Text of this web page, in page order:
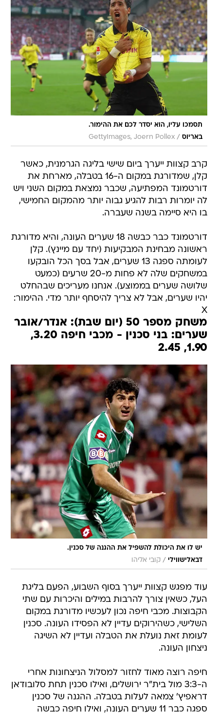
תסמכו עליו, הוא יסדר לכם את ההימור.
באריוס /
GettyImages, Joern Pollex
קרב קצוות ייערך ביום שישי בליגה הגרמנית, כאשר
קלן, שמדורגת במקום ה-16 בטבלה, מארחת את
דורטמונד המפתיעה, שכבר נמצאת במקום השני ויש
לה יומרות רבות להגיע גבוה יותר מהמקום החמישי,
בו היא סיימה בשנה שעברה.
דורטמונד כבר כבשה 18 שערים העונה, והיא מדורגת
ראשונה מבחינת המבקיעות (יחד עם מיינץ). קלן
לעומתה ספגה 13 שערים, אבל בסך הכל הובקעו
במשחקים שלה לא פחות מ-20 שרעים (כמעט
שלושה שערים בממוצע). אנחנו מעריכים שבהחלט
יהיו שערים, אבל לא צריך להיסחף יותר מדי. ההימור:
X
משחק מספר 50 (יום שבת): אנדר/אובר
שערים: בני סכנין - מכבי חיפה 3.20,
1.90, 2.45
יש לו את היכולת להשפיל את ההגנה של סכנין.
דבאלישווילי / קובי אליהו
עוד מפגש קצוות ייערך בסוף השבוע, הפעם בליגת
העל, כשאין צורך להרבות במילים והיכרות עם שתי
הקבוצות. מכבי חיפה נכון לעכשיו מדורגת במקום
השלישי, כשהירוקים עדיין לא הפסידו העונה. סכנין
לעומת זאת נועלת את הטבלה ועדיין לא השיגה
ניצחון העונה.
חיפה רוצה מאוד לחזור למסלול הניצחונות אחרי
ה-3:3 מול בית"ר ירושלים, ואילו סכנין תחת סלובודאן
דראפיץ' צמאה לעלות בטבלה. ההגנה של סכנין
ספגה כבר 11 שערים העונה, ואילו חיפה כבשה